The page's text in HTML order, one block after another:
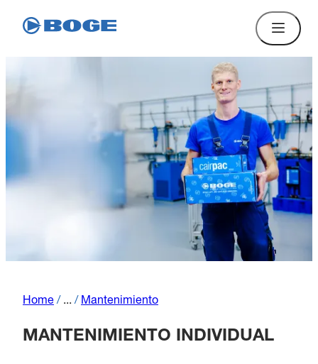
Home / ... / Mantenimiento
MANTENIMIENTO INDIVIDUAL